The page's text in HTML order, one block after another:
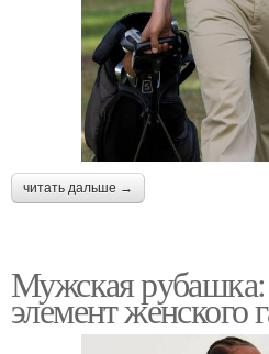
читать дальше →
Мужская
элемент женского